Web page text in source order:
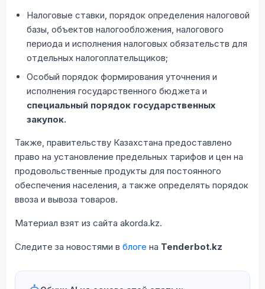
Налоговые ставки, порядок определения налоговой
базы, объектов налогообложения, налогового
периода и исполнения налоговых обязательств для
отдельных налогоплательщиков;
Особый порядок формирования уточнения и
исполнения государственного бюджета и
специальный порядок государственных
закупок.
Также, правительству Казахстана предоставлено
право на установление предельных тарифов и цен на
продовольственные продукты для постоянного
обеспечения населения, а также определять порядок
ввоза и вывоза товаров.
Материал взят из сайта akorda.kz.
Следите за новостями в блоге на Tenderbot.kz